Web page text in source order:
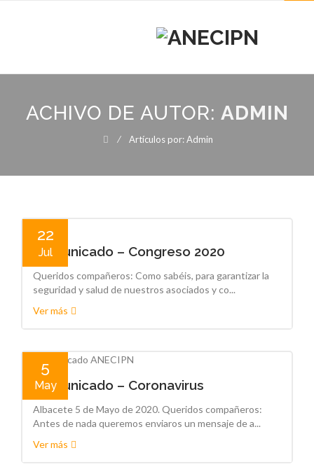
content
ACHIVO DE AUTOR: ADMIN
⁄ Artículos por: Admin
22
Jul
Comunicado – Congreso 2020
Queridos compañeros: Como sabéis, para garantizar la
seguridad y salud de nuestros asociados y co...
Ver más
5
May
Comunicado – Coronavirus
Albacete 5 de Mayo de 2020. Queridos compañeros:
Antes de nada queremos enviaros un mensaje de a...
Ver más